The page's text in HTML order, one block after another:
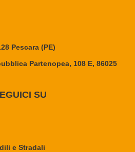
Pescara (PE)
Partenopea, 108 E, 86025
SU
e Stradali